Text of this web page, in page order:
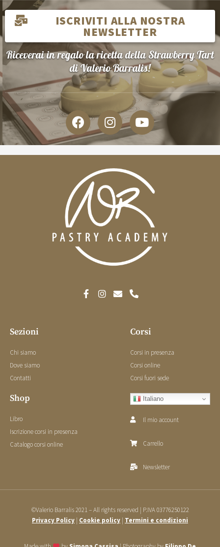
ISCRIVITI ALLA NOSTRA
NEWSLETTER
Riceverai in regalo la ricetta della Strawberry Tart
di Valerio Barralis!
Sezioni
Chi siamo
Dove siamo
Contatti
Corsi
Corsi in presenza
Corsi online
Corsi fuori sede
Shop
Libro
Iscrizione corsi in presenza
Catalogo corsi online
Italiano
Il mio account
Carrello
Newsletter
©Valerio Barralis 2021 – All rights reserved | P.IVA 03776250122
Privacy Policy | Cookie policy | Termini e condizioni